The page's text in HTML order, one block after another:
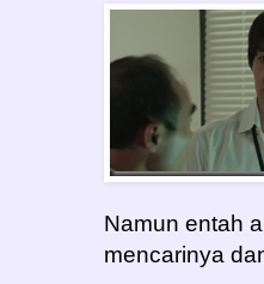
Namun entah
mencarinya